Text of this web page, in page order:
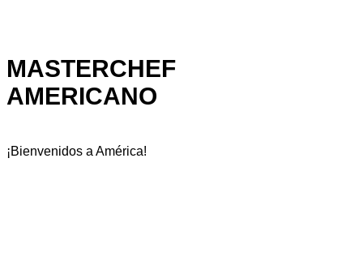
MASTERCHEF
AMERICANO
¡Bienvenidos a América!